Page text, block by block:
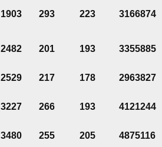
1903 293 223 3166874
2482 201 193 3355885
2529 217 178 2963827
3227 266 193 4121244
3480 255 205 4875116